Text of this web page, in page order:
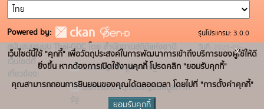
Powered by:
สนับสนุนระบบ Thai-GDC โดย สำนักงานสถิติแห่งชาติ
เว็บไซต์ที่
เกี่ยวข้อง:
ระบบบัญชีข้อมูลภาครัฐ
บริการนามานุกรมบัญชีข้อมูลภาค
รัฐ
รุ่นโปรแกรม: 3.0.0
วันที่: 2025-05-
19
เว็บไซต์นี้ใช้ "คุกกี้" เพื่อวัตถุประสงค์ในการพัฒนาการเข้าถึงบริการของผู้ใช้ให้ดี
ยิ่งขึ้น หากต้องการเปิดใช้งานคุกกี้ โปรดคลิก "ยอมรับคุกกี้"
คุณสามารถถอนการยินยอมของคุณได้ตลอดเวลา โดยไปที่ "การตั้งค่าคุกกี้"
ยอมรับคุกกี้
x